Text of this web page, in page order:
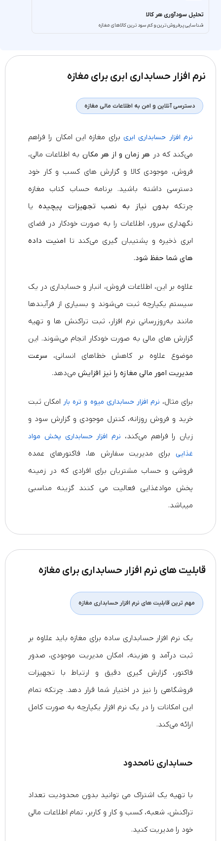
تحلیل سودآوری هر کالا
شناسایی پرفروش‌ ترین و کم‌ سود ترین کالاهای مغازه
نرم افزار حسابداری ابری برای مغازه
دسترسی آنلاین و امن به اطلاعات مالی مغازه
نرم‌ افزار حسابداری ابری برای مغازه این امکان را فراهم
می‌کند که در هر زمان و از هر مکان به اطلاعات مالی،
فروش، موجودی کالا و گزارش‌ های کسب‌ و کار خود
دسترسی داشته باشید. برنامه حساب کتاب مغازه
چرتکه بدون نیاز به نصب تجهیزات پیچیدهیا
نگهداری سرور، اطلاعات را به‌ صورت خودکار در فضای
ابری ذخیره و پشتیبان‌ گیری می‌کند تا امنیت داده‌
های شما حفظ شود.
علاوه بر این، اطلاعات فروش، انبار و حسابداری در یک
سیستم یکپارچه ثبت می‌شوند و بسیاری از فرآیندها
مانند به‌روزرسانی نرم‌ افزار، ثبت تراکنش‌ ها و تهیه
گزارش‌ های مالی به‌ صورت خودکار انجام می‌شوند. این
موضوع علاوه بر کاهش خطاهای انسانی، سرعت
مدیریت امور مالی مغازه را نیز افزایش می‌دهد.
برای مثال، نرم‌ افزار حسابداری میوه و تره‌ بار امکان ثبت
خرید و فروش روزانه، کنترل موجودی و گزارش سود و
زیان را فراهم می‌کند، نرم‌ افزار حسابداری پخش مواد
غذایی برای مدیریت سفارش‌ ها، فاکتورهای عمده‌
فروشی و حساب مشتریان برای افرادی که در زمینه
پخش موادغذایی فعالیت می کنند گزینه مناسبی
میباشد.
قابلیت های نرم افزار حسابداری برای مغازه
مهم‌ ترین قابلیت‌ های نرم افزار حسابداری مغازه
یک نرم افزار حسابداری ساده برای مغازه باید علاوه بر
ثبت درآمد و هزینه، امکان مدیریت موجودی، صدور
فاکتور، گزارش‌ گیری دقیق و ارتباط با تجهیزات
فروشگاهی را نیز در اختیار شما قرار دهد. چرتکه تمام
این امکانات را در یک نرم‌ افزار یکپارچه به صورت کامل
ارائه می‌کند.
حسابداری نامحدود
با تهیه یک اشتراک می‌ توانید بدون محدودیت تعداد
تراکنش، شعبه، کسب‌ و کار و کاربر، تمام اطلاعات مالی
خود را مدیریت کنید.